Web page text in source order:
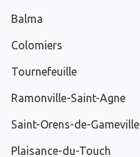
Balma
Colomiers
Tournefeuille
Ramonville-Saint-Agne
Saint-Orens-de-Gameville
Plaisance-du-Touch